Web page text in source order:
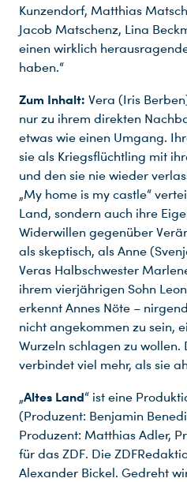
Kunzendorf, Matthias
Jacob Matschenz, Lina
einen wirklich
haben.“
Zum Inhalt: Vera (Iris
nur zu ihrem direkten
etwas wie einen Umgang.
sie als Kriegsflüchtling mit
und den sie nie wieder
„My home is my castle“
Land, sondern auch ihre
Widerwillen gegenüber
als skeptisch, als Anne
Veras Halbschwester
ihrem vierjährigen Sohn
erkennt Annes Nöte –
nicht angekommen zu sein,
Wurzeln schlagen zu wollen.
verbindet viel mehr, als sie
„Altes Land“ ist eine
(Produzent: Benjamin
Produzent: Matthias Adler,
für das ZDF. Die
Alexander Bickel. Gedreht